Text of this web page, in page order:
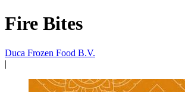
Fire Bites
Duca Frozen Food B.V.
|